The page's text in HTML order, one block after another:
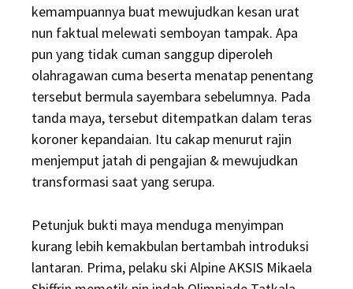
kemampuannya buat mewujudkan kesan urat
nun faktual melewati semboyan tampak. Apa
pun yang tidak cuman sanggup diperoleh
olahragawan cuma beserta menatap penentang
tersebut bermula sayembara sebelumnya. Pada
tanda maya, tersebut ditempatkan dalam teras
koroner kepandaian. Itu cakap menurut rajin
menjemput jatah di pengajian & mewujudkan
transformasi saat yang serupa.
Petunjuk bukti maya menduga menyimpan
kurang lebih kemakbulan bertambah introduksi
lantaran. Prima, pelaku ski Alpine AKSIS Mikaela